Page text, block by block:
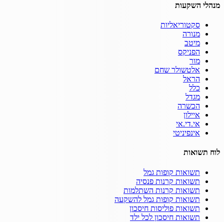
מנהלי השקעות
סקטוריאליות
מנורה
מיטב
הפניקס
מור
אלטשולר שחם
הראל
כלל
מגדל
הכשרה
איילון
אי.די.אי
אינפיניטי
לוח תשואות
תשואות קופות גמל
תשואות קרנות פנסיה
תשואות קרנות השתלמות
תשואות קופות גמל להשקעה
תשואות פוליסות חיסכון
תשואות חיסכון לכל ילד